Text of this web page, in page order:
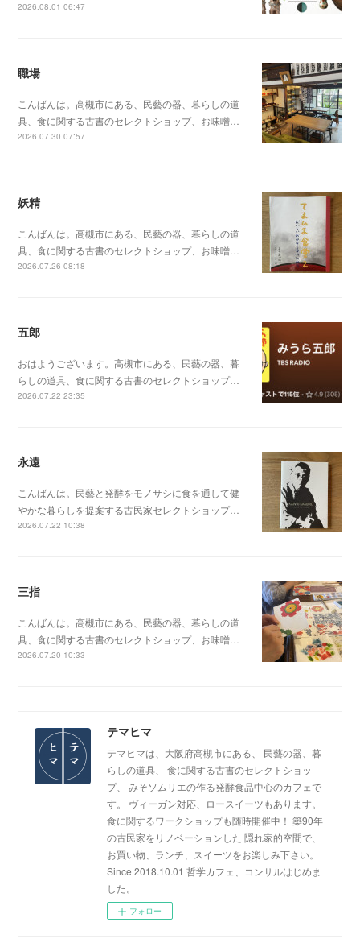
2026.08.01 06:47
職場
こんばんは。高槻市にある、民藝の器、暮らしの道
具、食に関する古書のセレクトショップ、お味噌…
2026.07.30 07:57
妖精
こんばんは。高槻市にある、民藝の器、暮らしの道
具、食に関する古書のセレクトショップ、お味噌…
2026.07.26 08:18
五郎
おはようございます。高槻市にある、民藝の器、暮
らしの道具、食に関する古書のセレクトショップ…
2026.07.22 23:35
永遠
こんばんは。民藝と発酵をモノサシに食を通して健
やかな暮らしを提案する古民家セレクトショップ…
2026.07.22 10:38
三指
こんばんは。高槻市にある、民藝の器、暮らしの道
具、食に関する古書のセレクトショップ、お味噌…
2026.07.20 10:33
テマヒマ
テマヒマは、大阪府高槻市にある、 民藝の器、暮
らしの道具、 食に関する古書のセレクトショッ
プ、 みそソムリエの作る発酵食品中心のカフェで
す。 ヴィーガン対応、ロースイーツもあります。
食に関するワークショップも随時開催中！ 築90年
の古民家をリノベーションした 隠れ家的空間で、
お買い物、ランチ、スイーツをお楽しみ下さい。
Since 2018.10.01 哲学カフェ、コンサルはじめま
した。
フォロー